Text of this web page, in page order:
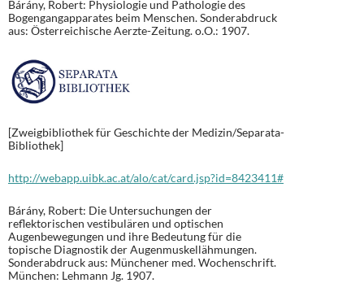
Bárány, Robert: Physiologie und Pathologie des
Bogengangapparates beim Menschen. Sonderabdruck
aus: Österreichische Aerzte-Zeitung. o.O.: 1907.
[Zweigbibliothek für Geschichte der Medizin/Separata-
Bibliothek]
http://webapp.uibk.ac.at/alo/cat/card.jsp?id=8423411#
Bárány, Robert: Die Untersuchungen der
reflektorischen vestibulären und optischen
Augenbewegungen und ihre Bedeutung für die
topische Diagnostik der Augenmuskellähmungen.
Sonderabdruck aus: Münchener med. Wochenschrift.
München: Lehmann Jg. 1907.